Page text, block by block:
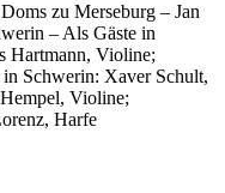
zu Merseburg – Jan
– Als Gäste in
Hartmann, Violine;
Schwerin: Xaver Schult,
Violine;
Harfe